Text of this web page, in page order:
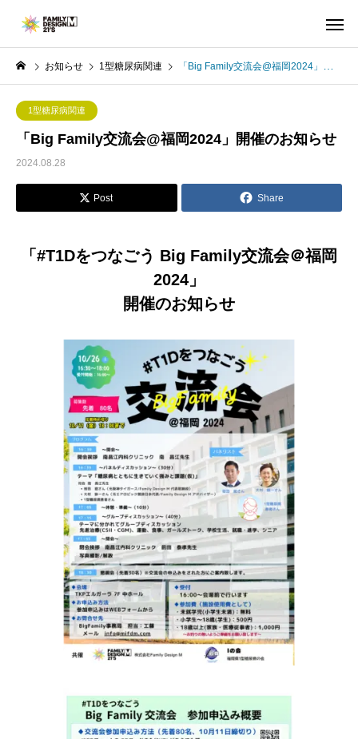
お知らせ 1型糖尿病関連 「Big Family交流会@福岡2024」開催のお知らせ
1型糖尿病関連
「Big Family交流会@福岡2024」開催のお知らせ
2024.08.28
Post Share
「#T1Dをつなごう Big Family交流会＠福岡
2024」
開催のお知らせ